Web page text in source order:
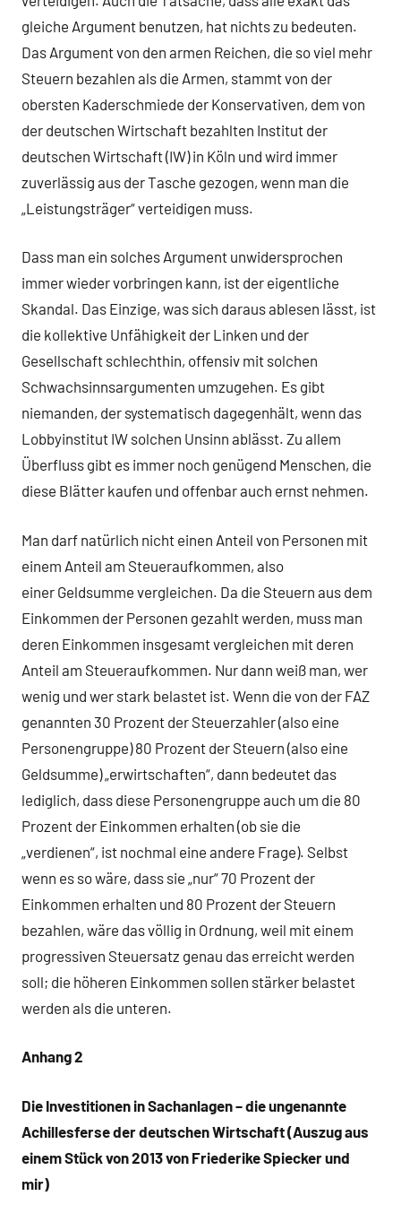
gleiche Argument benutzen, hat nichts zu bedeuten.
Das Argument von den armen Reichen, die so viel mehr
Steuern bezahlen als die Armen, stammt von der
obersten Kaderschmiede der Konservativen, dem von
der deutschen Wirtschaft bezahlten Institut der
deutschen Wirtschaft (IW) in Köln und wird immer
zuverlässig aus der Tasche gezogen, wenn man die
„Leistungsträger“ verteidigen muss.
Dass man ein solches Argument unwidersprochen
immer wieder vorbringen kann, ist der eigentliche
Skandal. Das Einzige, was sich daraus ablesen lässt, ist
die kollektive Unfähigkeit der Linken und der
Gesellschaft schlechthin, offensiv mit solchen
Schwachsinnsargumenten umzugehen. Es gibt
niemanden, der systematisch dagegenhält, wenn das
Lobbyinstitut IW solchen Unsinn ablässt. Zu allem
Überfluss gibt es immer noch genügend Menschen, die
diese Blätter kaufen und offenbar auch ernst nehmen.
Man darf natürlich nicht einen Anteil von Personen mit
einem Anteil am Steueraufkommen, also
einer Geldsumme vergleichen. Da die Steuern aus dem
Einkommen der Personen gezahlt werden, muss man
deren Einkommen insgesamt vergleichen mit deren
Anteil am Steueraufkommen. Nur dann weiß man, wer
wenig und wer stark belastet ist. Wenn die von der FAZ
genannten 30 Prozent der Steuerzahler (also eine
Personengruppe) 80 Prozent der Steuern (also eine
Geldsumme) „erwirtschaften“, dann bedeutet das
lediglich, dass diese Personengruppe auch um die 80
Prozent der Einkommen erhalten (ob sie die
„verdienen“, ist nochmal eine andere Frage). Selbst
wenn es so wäre, dass sie „nur“ 70 Prozent der
Einkommen erhalten und 80 Prozent der Steuern
bezahlen, wäre das völlig in Ordnung, weil mit einem
progressiven Steuersatz genau das erreicht werden
soll; die höheren Einkommen sollen stärker belastet
werden als die unteren.
Anhang 2
Die Investitionen in Sachanlagen – die ungenannte
Achillesferse der deutschen Wirtschaft (Auszug aus
einem Stück von 2013 von Friederike Spiecker und
mir)